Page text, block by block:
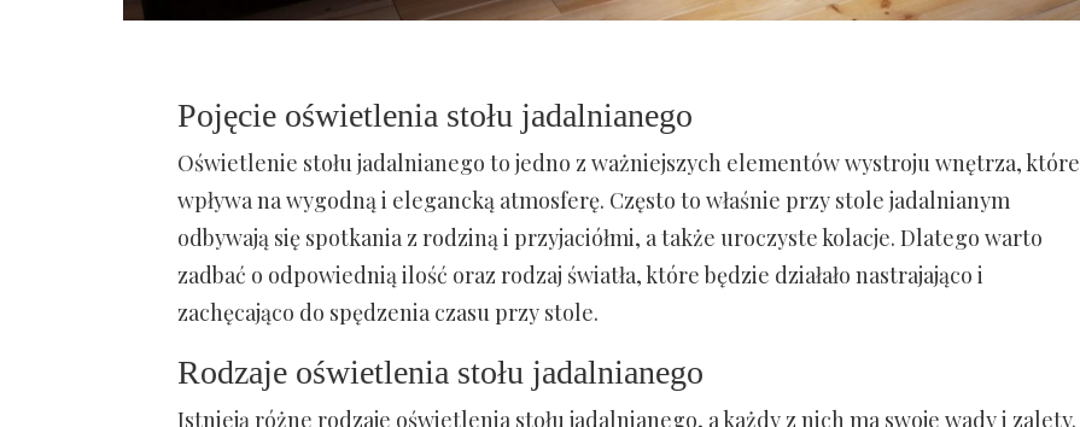
Pojęcie oświetlenia stołu jadalnianego
Oświetlenie stołu jadalnianego to jedno z ważniejszych elementów wystroju wnętrza, które
wpływa na wygodną i elegancką atmosferę. Często to właśnie przy stole jadalnianym
odbywają się spotkania z rodziną i przyjaciółmi, a także uroczyste kolacje. Dlatego warto
zadbać o odpowiednią ilość oraz rodzaj światła, które będzie działało nastrajająco i
zachęcająco do spędzenia czasu przy stole.
Rodzaje oświetlenia stołu jadalnianego
Istnieją różne rodzaje oświetlenia stołu jadalnianego, a każdy z nich ma swoje wady i zalety.